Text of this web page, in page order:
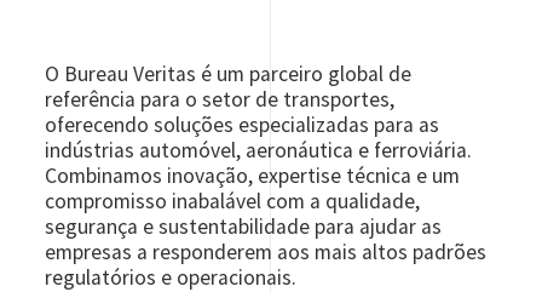
O Bureau Veritas é um parceiro global de
referência para o setor de transportes,
oferecendo soluções especializadas para as
indústrias automóvel, aeronáutica e ferroviária.
Combinamos inovação, expertise técnica e um
compromisso inabalável com a qualidade,
segurança e sustentabilidade para ajudar as
empresas a responderem aos mais altos padrões
regulatórios e operacionais.